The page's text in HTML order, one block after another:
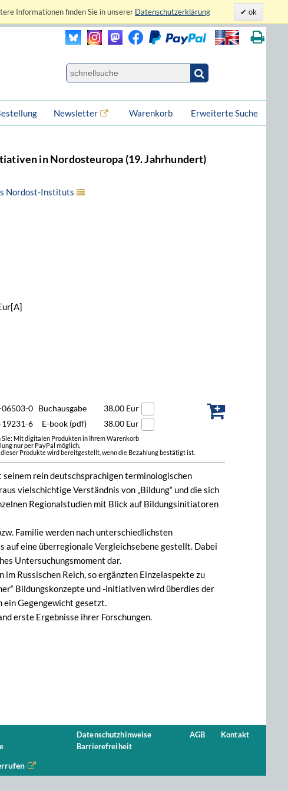
Informationen finden Sie in unserer Datenschutzerklärung ok
Newsletter Erweiterte Suche
Warenkorb
in Nordosteuropa (19. Jahrhundert)
Nordost-Instituts
0 Buchausgabe
38,00 Eur
6
E-book (pdf) 38,00 Eur
Sie: Mit digitalen Produkten in Ihrem Warenkorb
nur per PayPal möglich.
Produkte wird bereitgestellt, wenn die Bezahlung bestätigt ist.
rein deutschsprachigen terminologischen
vielschichtige Verständnis von „Bildung“ und die sich
Regionalstudien mit Blick auf Bildungsinitiatoren
Familie werden nach unterschiedlichsten
eine überregionale Vergleichsebene gestellt. Dabei
Untersuchungsmoment dar.
Russischen Reich, so ergänzten Einzelaspekte zu
Bildungskonzepte und -initiativen wird überdies der
ein Gegengewicht gesetzt.
erste Ergebnisse ihrer Forschungen.
Datenschutzhinweise
Barrierefreiheit
AGB Kontakt